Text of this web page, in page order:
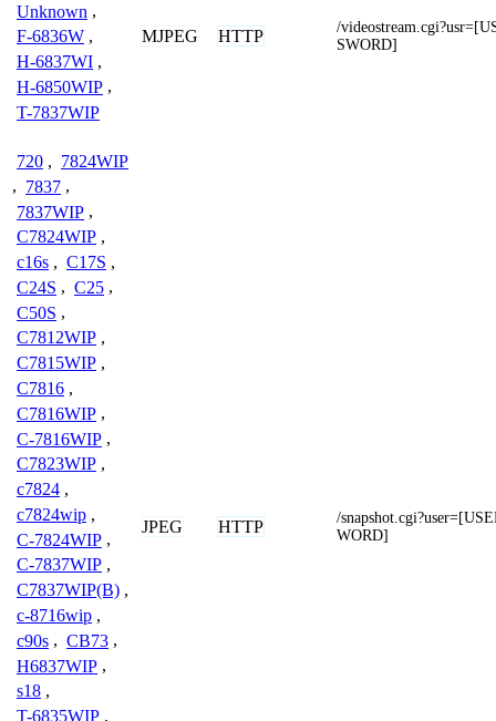
Unknown ,
F-6836W ,
H-6837WI ,
H-6850WIP ,
T-7837WIP
MJPEG HTTP
/
SWORD]
720 , 7824WIP
, 7837 ,
7837WIP ,
C7824WIP ,
c16s , C17S ,
C24S , C25 ,
C50S ,
C7812WIP ,
C7815WIP ,
C7816 ,
C7816WIP ,
C-7816WIP ,
C7823WIP ,
c7824 ,
c7824wip ,
C-7824WIP ,
C-7837WIP ,
C7837WIP(B) ,
c-8716wip ,
c90s , CB73 ,
H6837WIP ,
s18 ,
T-6835WIP ,
JPEG HTTP
/
WORD]